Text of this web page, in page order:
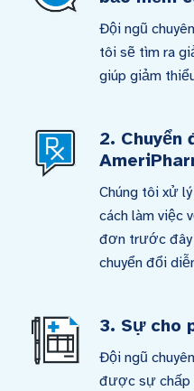
Đội ngũ
tôi sẽ tìm ra
giúp giảm
2. Chuyển
Chúng tôi xử
cách làm việc
đơn trước đây
chuyển đổi
3. Sự cho
Đội ngũ
được sự chấp